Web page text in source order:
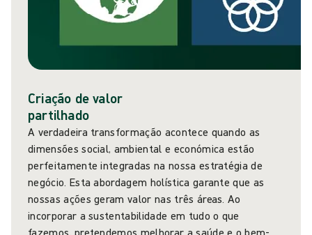
Criação de valor
partilhado
A verdadeira transformação acontece quando as
dimensões social, ambiental e económica estão
perfeitamente integradas na nossa estratégia de
negócio. Esta abordagem holística garante que as
nossas ações geram valor nas três áreas. Ao
incorporar a sustentabilidade em tudo o que